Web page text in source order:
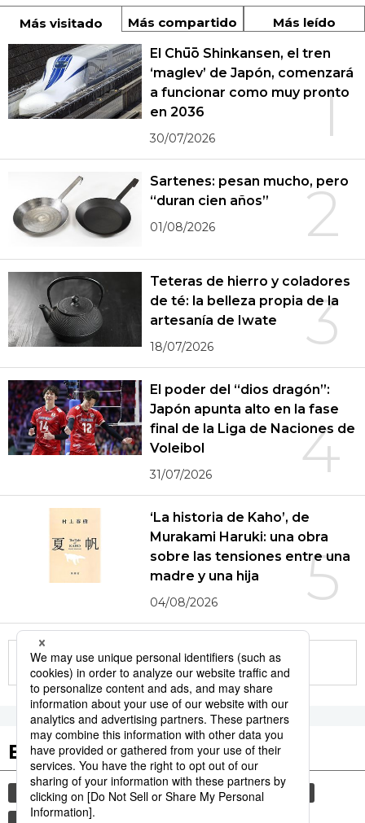
Más visitado Más compartido Más leído
1
El Chūō Shinkansen, el tren
‘maglev’ de Japón, comenzará
a funcionar como muy pronto
en 2036
30/07/2026
2
Sartenes: pesan mucho, pero
“duran cien años”
01/08/2026
3
Teteras de hierro y coladores
de té: la belleza propia de la
artesanía de Iwate
18/07/2026
4
El poder del “dios dragón”:
Japón apunta alto en la fase
final de la Liga de Naciones de
Voleibol
31/07/2026
5
‘La historia de Kaho’, de
Murakami Haruki: una obra
sobre las tensiones entre una
madre y una hija
04/08/2026
More in this series
Etiquetas destacadas
cultura vida sociedad
gastronomía